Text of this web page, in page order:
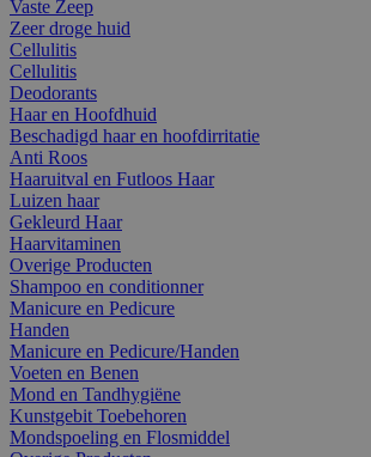
Vaste Zeep
Zeer droge huid
Cellulitis
Cellulitis
Deodorants
Haar en Hoofdhuid
Beschadigd haar en hoofdirritatie
Anti Roos
Haaruitval en Futloos Haar
Luizen haar
Gekleurd Haar
Haarvitaminen
Overige Producten
Shampoo en conditionner
Manicure en Pedicure
Handen
Manicure en Pedicure/Handen
Voeten en Benen
Mond en Tandhygiëne
Kunstgebit Toebehoren
Mondspoeling en Flosmiddel